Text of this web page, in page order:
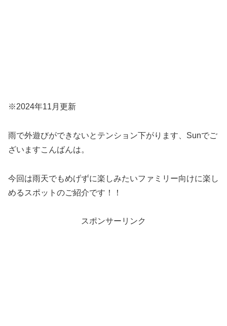
※2024年11月更新
雨で外遊びができないとテンション下がります、Sunでご
ざいますこんばんは。
今回は雨天でもめげずに楽しみたいファミリー向けに楽し
めるスポットのご紹介です！！
スポンサーリンク